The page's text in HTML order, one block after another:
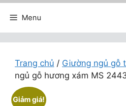
Menu
Trang chủ / Giường ngủ gỗ
ngủ gỗ hương xám MS
Giảm giá!